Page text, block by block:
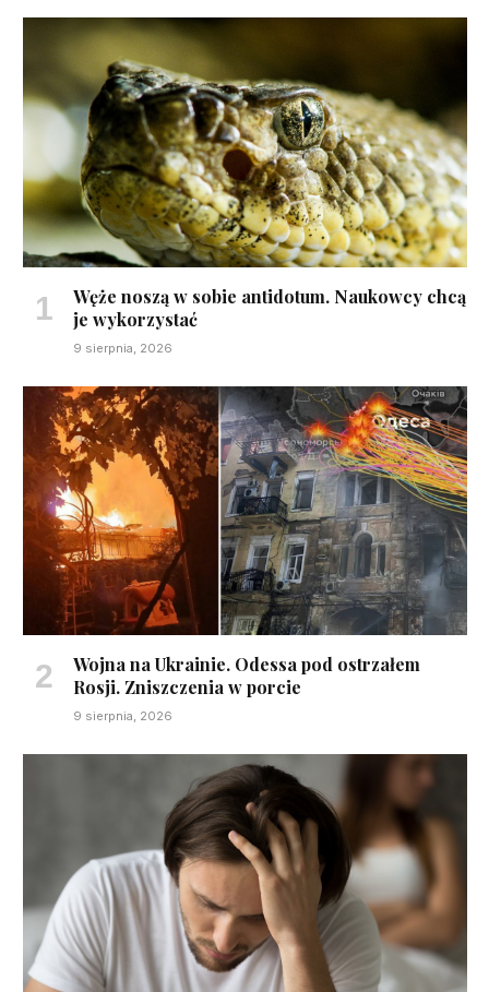
Węże noszą w sobie antidotum. Naukowcy chcą
je wykorzystać
9 sierpnia, 2026
Wojna na Ukrainie. Odessa pod ostrzałem
Rosji. Zniszczenia w porcie
9 sierpnia, 2026